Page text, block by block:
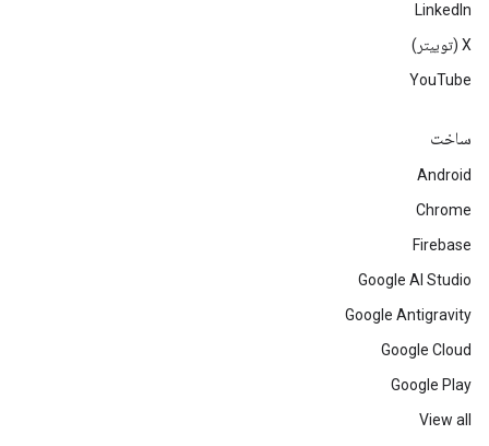
LinkedIn
‫X (توییتر)
YouTube
ساخت
Android
Chrome
Firebase
Google AI Studio
Google Antigravity
Google Cloud
Google Play
View all